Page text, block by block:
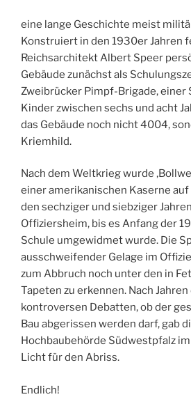
eine lange Geschichte meist
Konstruiert in den 1930er Jahren
Reichsarchitekt Albert Speer
Gebäude zunächst als
Zweibrücker Pimpf-Brigade,
Kinder zwischen sechs und acht
das Gebäude noch nicht 4004,
Kriemhild.
Nach dem Weltkrieg wurde
einer amerikanischen Kaserne auf
den sechziger und siebziger
Offiziersheim, bis es Anfang der
Schule umgewidmet wurde. Die
ausschweifender Gelage im
zum Abbruch noch unter den in
Tapeten zu erkennen. Nach
kontroversen Debatten, ob der
Bau abgerissen werden darf, gab
Hochbaubehörde Südwestpfalz
Licht für den Abriss.
Endlich!